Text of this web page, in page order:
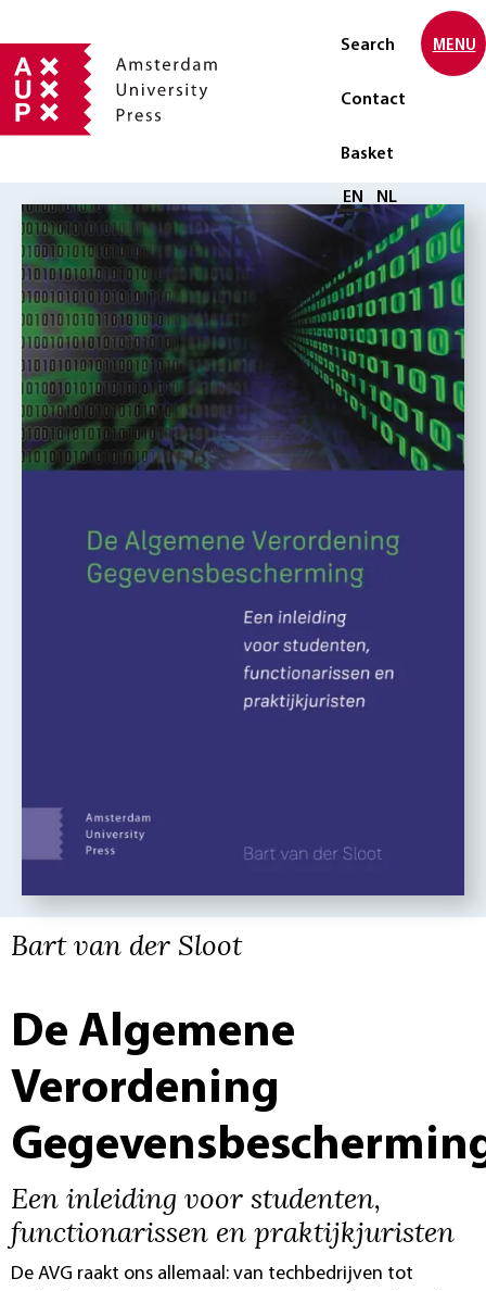
Search
Contact
Basket
Select language
EN NL
MENU
Bart van der Sloot
De Algemene
Verordening
Een inleiding voor studenten,
functionarissen en praktijkjuristen
De AVG raakt ons allemaal: van techbedrijven tot